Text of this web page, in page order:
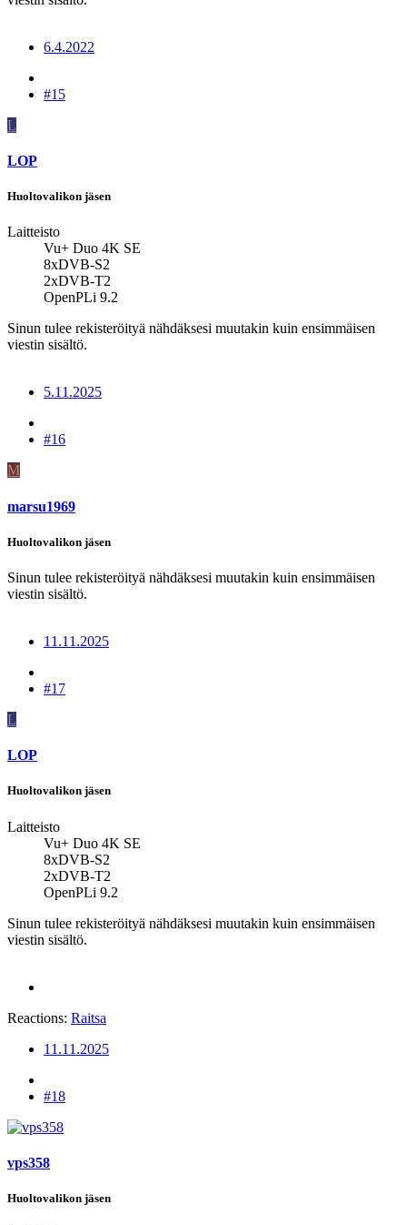
6.4.2022
#15
L
LOP
Huoltovalikon jäsen
Laitteisto
Vu+ Duo 4K SE
8xDVB-S2
2xDVB-T2
OpenPLi 9.2
Sinun tulee rekisteröityä nähdäksesi muutakin kuin ensimmäisen
viestin sisältö.
5.11.2025
#16
M
marsu1969
Huoltovalikon jäsen
Sinun tulee rekisteröityä nähdäksesi muutakin kuin ensimmäisen
viestin sisältö.
11.11.2025
#17
L
LOP
Huoltovalikon jäsen
Laitteisto
Vu+ Duo 4K SE
8xDVB-S2
2xDVB-T2
OpenPLi 9.2
Sinun tulee rekisteröityä nähdäksesi muutakin kuin ensimmäisen
viestin sisältö.
Reactions: Raitsa
11.11.2025
#18
vps358
Huoltovalikon jäsen